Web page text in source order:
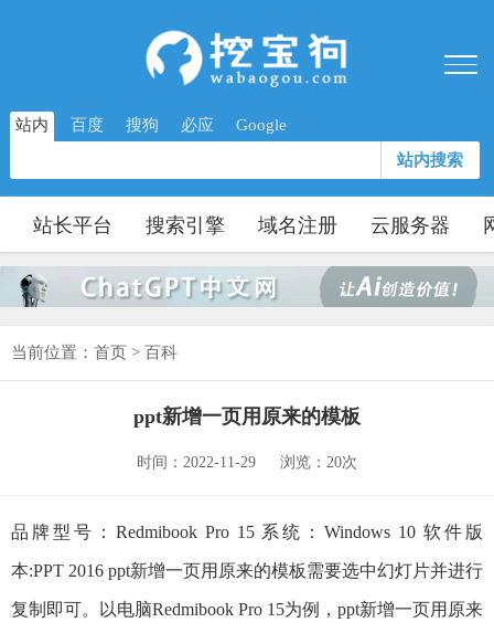
站内 百度 搜狗 必应 Google
站内搜索
站长平台 搜索引擎 域名注册 云服务器
当前位置： 首页 > 百科
ppt新增一页用原来的模板
时间：2022-11-29 浏览：20次
品牌型号：Redmibook Pro 15 系统：Windows 10 软件版
本:PPT 2016 ppt新增一页用原来的模板需要选中幻灯片并进行
复制即可。以电脑Redmibook Pro 15为例，ppt新增一页用原来